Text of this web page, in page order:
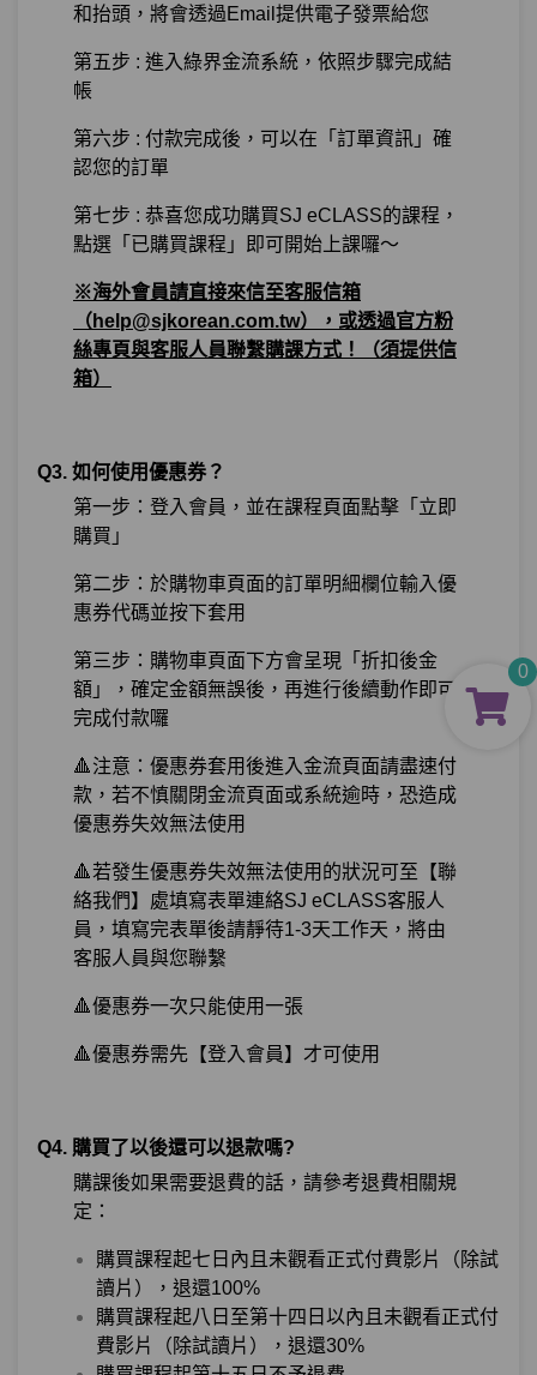
和抬頭，將會透過Email提供電子發票給您
第五步 : 進入綠界金流系統，依照步驟完成結
帳
第六步 : 付款完成後，可以在「訂單資訊」確
認您的訂單
第七步 : 恭喜您成功購買SJ eCLASS的課程，
點選「已購買課程」即可開始上課囉～
※海外會員請直接來信至客服信箱
（help@sjkorean.com.tw），或透過官方粉
絲專頁與客服人員聯繫購課方式！（須提供信
箱）
Q3. 如何使用優惠券？
第一步：登入會員，並在課程頁面點擊「立即
購買」
第二步：於購物車頁面的訂單明細欄位輸入優
惠券代碼並按下套用
第三步：購物車頁面下方會呈現「折扣後金
額」，確定金額無誤後，再進行後續動作即可
完成付款囉
🔺注意：優惠券套用後進入金流頁面請盡速付
款，若不慎關閉金流頁面或系統逾時，恐造成
優惠券失效無法使用
🔺若發生優惠券失效無法使用的狀況可至【聯
絡我們】處填寫表單連絡SJ eCLASS客服人
員，填寫完表單後請靜待1-3天工作天，將由
客服人員與您聯繫
🔺優惠券一次只能使用一張
🔺優惠券需先【登入會員】才可使用
Q4. 購買了以後還可以退款嗎?
購課後如果需要退費的話，請參考退費相關規
定：
購買課程起七日內且未觀看正式付費影片（除試
讀片），退還100%
購買課程起八日至第十四日以內且未觀看正式付
費影片（除試讀片），退還30%
0